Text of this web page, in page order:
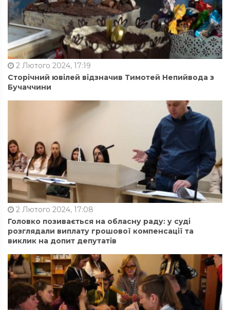
2 Лютого 2024, 17:19
Сторічний ювілей відзначив Тимотей Непийвода з
Бучаччини
2 Лютого 2024, 17:08
Головко позивається на обласну раду: у суді
розглядали виплату грошової компенсації та
виклик на допит депутатів